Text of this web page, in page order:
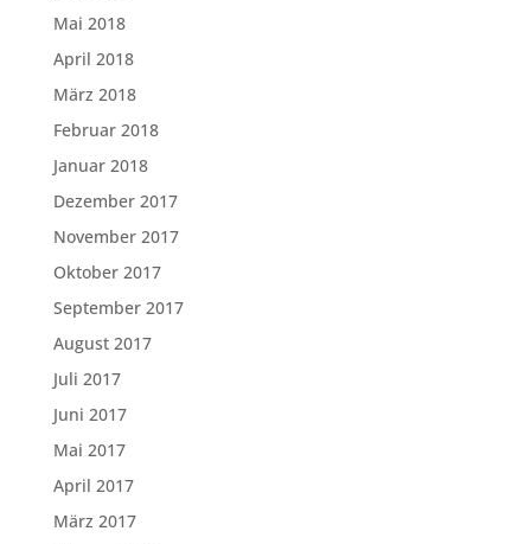
Mai 2018
April 2018
März 2018
Februar 2018
Januar 2018
Dezember 2017
November 2017
Oktober 2017
September 2017
August 2017
Juli 2017
Juni 2017
Mai 2017
April 2017
März 2017